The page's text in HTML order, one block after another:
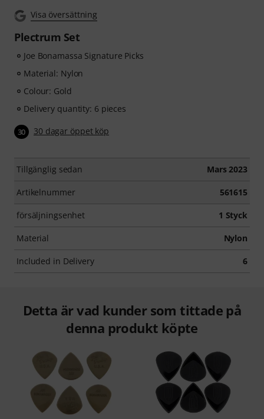
Visa översättning
Plectrum Set
Joe Bonamassa Signature Picks
Material: Nylon
Colour: Gold
Delivery quantity: 6 pieces
30 30 dagar öppet köp
Tillgänglig sedan Mars 2023
Artikelnummer 561615
försäljningsenhet 1 Styck
Material Nylon
Included in Delivery 6
Detta är vad kunder som tittade på
denna produkt köpte